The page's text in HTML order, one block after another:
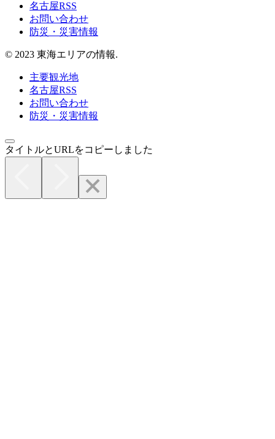
名古屋RSS
お問い合わせ
防災・災害情報
© 2023 東海エリアの情報.
主要観光地
名古屋RSS
お問い合わせ
防災・災害情報
タイトルとURLをコピーしました